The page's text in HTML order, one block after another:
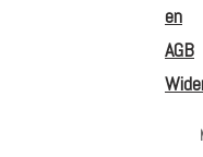
en
AGB